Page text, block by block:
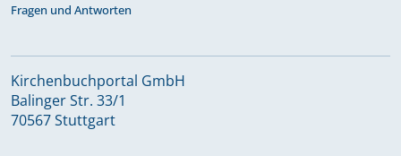
Fragen und Antworten
Kirchenbuchportal GmbH
Balinger Str. 33/1
70567 Stuttgart